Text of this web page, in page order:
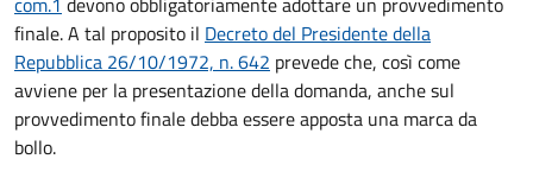
finale. A tal proposito il Decreto del Presidente della
Repubblica 26/10/1972, n. 642 prevede che, così come
avviene per la presentazione della domanda, anche sul
provvedimento finale debba essere apposta una marca da
bollo.